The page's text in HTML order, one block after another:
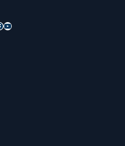
YouTube